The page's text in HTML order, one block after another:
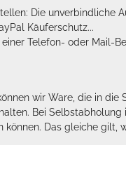
Die unverbindliche
Käuferschutz...
einer Telefon- oder Mail-
wir Ware, die in die
Bei
können. Das gleiche gilt,